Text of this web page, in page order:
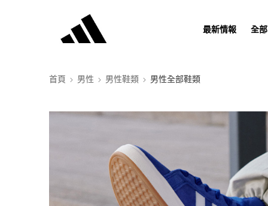
最新情報 全
首頁 男性 男性鞋類 男性全部鞋類